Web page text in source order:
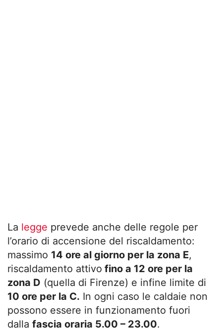
La legge prevede anche delle regole per
l’orario di accensione del riscaldamento:
massimo 14 ore al giorno per la zona E,
riscaldamento attivo fino a 12 ore per la
zona D (quella di Firenze) e infine limite di
10 ore per la C. In ogni caso le caldaie non
possono essere in funzionamento fuori
dalla fascia oraria 5.00 – 23.00.